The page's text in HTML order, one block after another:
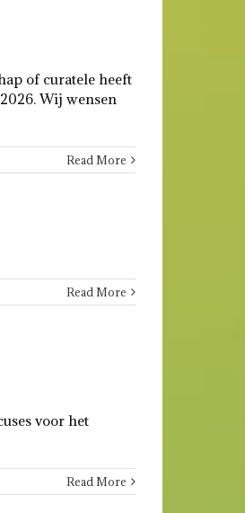
of curatele heeft
Wij wensen
Read More
Read More
voor het
Read More